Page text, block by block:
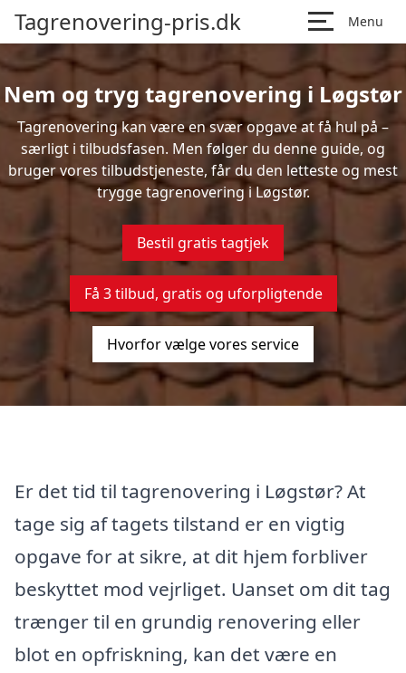
Tagrenovering-pris.dk Menu
Nem og tryg tagrenovering i Løgstør
Tagrenovering kan være en svær opgave at få hul på –
særligt i tilbudsfasen. Men følger du denne guide, og
bruger vores tilbudstjeneste, får du den letteste og mest
trygge tagrenovering i Løgstør.
Bestil gratis tagtjek
Få 3 tilbud, gratis og uforpligtende
Hvorfor vælge vores service
Er det tid til tagrenovering i Løgstør? At
tage sig af tagets tilstand er en vigtig
opgave for at sikre, at dit hjem forbliver
beskyttet mod vejrliget. Uanset om dit tag
trænger til en grundig renovering eller
blot en opfriskning, kan det være en